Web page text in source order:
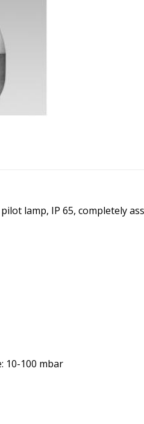
lamp, IP 65, completely
10-100 mbar